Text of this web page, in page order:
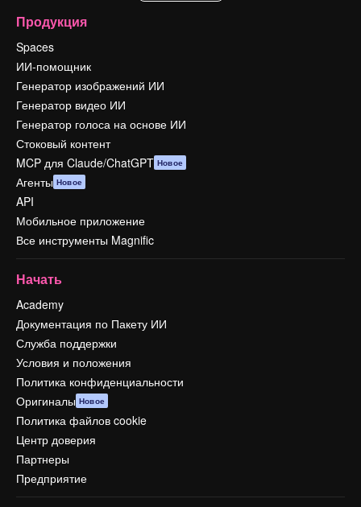
Продукция
Spaces
ИИ-помощник
Генератор изображений ИИ
Генератор видео ИИ
Генератор голоса на основе ИИ
Стоковый контент
MCP для Claude/ChatGPT Новое
Агенты Новое
API
Мобильное приложение
Все инструменты Magnific
Начать
Academy
Документация по Пакету ИИ
Служба поддержки
Условия и положения
Политика конфиденциальности
Оригиналы Новое
Политика файлов cookie
Центр доверия
Партнеры
Предприятие